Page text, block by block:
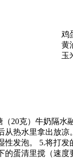
鸡
黄
玉
20克）牛奶隔
从热水里拿出放
性发泡。 5.将打
的蛋清里搅（速